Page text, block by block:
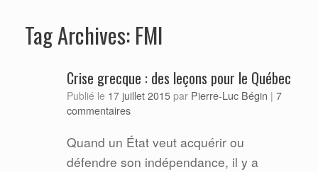
Tag Archives: FMI
Crise grecque : des leçons pour le Québec
Publié le 17 juillet 2015 par Pierre-Luc Bégin | 7
commentaires
Quand un État veut acquérir ou
défendre son indépendance, il y a